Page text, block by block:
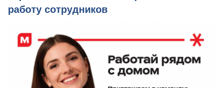
работу сотрудников